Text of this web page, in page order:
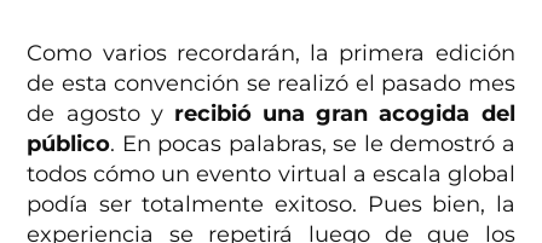
Como varios recordarán, la primera edición
de esta convención se realizó el pasado mes
de agosto y recibió una gran acogida del
público. En pocas palabras, se le demostró a
todos cómo un evento virtual a escala global
podía ser totalmente exitoso. Pues bien, la
experiencia se repetirá luego de que los